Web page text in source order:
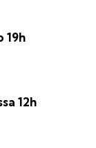
19h
12h